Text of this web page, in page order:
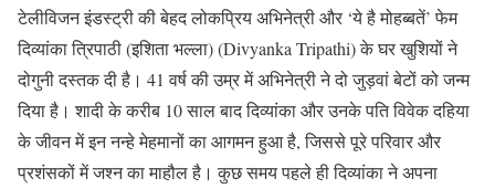
टेलीविजन इंडस्ट्री की बेहद लोकप्रिय अभिनेत्री और ‘ये है मोहब्बतें’ फेम
दिव्यांका त्रिपाठी (इशिता भल्ला) (Divyanka Tripathi) के घर खुशियों ने
दोगुनी दस्तक दी है। 41 वर्ष की उम्र में अभिनेत्री ने दो जुड़वां बेटों को जन्म
दिया है। शादी के करीब 10 साल बाद दिव्यांका और उनके पति विवेक दहिया
के जीवन में इन नन्हे मेहमानों का आगमन हुआ है, जिससे पूरे परिवार और
प्रशंसकों में जश्न का माहौल है। कुछ समय पहले ही दिव्यांका ने अपना